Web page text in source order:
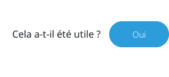
Cela a-t-il été utile ? Oui